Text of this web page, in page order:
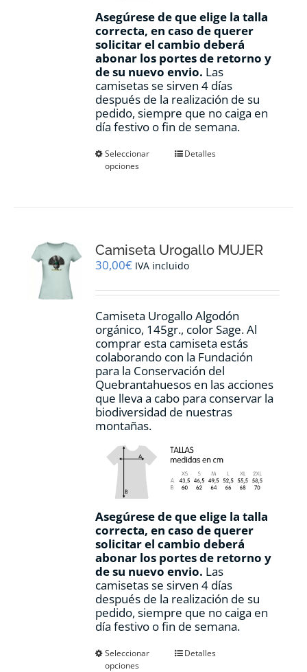
Asegúrese de que elige la talla
correcta, en caso de querer
solicitar el cambio deberá
abonar los portes de retorno y
de su nuevo envio. Las
camisetas se sirven 4 días
después de la realización de su
pedido, siempre que no caiga en
día festivo o fin de semana.
Seleccionar
opciones
Este
se
pueden
en
página
de
producto
Detalles
Camiseta Urogallo MUJER
30,00€ IVA incluido
Camiseta Urogallo Algodón
orgánico, 145gr., color Sage. Al
comprar esta camiseta estás
colaborando con la Fundación
para la Conservación del
Quebrantahuesos en las acciones
que lleva a cabo para conservar la
biodiversidad de nuestras
montañas.
Asegúrese de que elige la talla
correcta, en caso de querer
solicitar el cambio deberá
abonar los portes de retorno y
de su nuevo envio. Las
camisetas se sirven 4 días
después de la realización de su
pedido, siempre que no caiga en
día festivo o fin de semana.
Seleccionar
opciones
EsteDetalles